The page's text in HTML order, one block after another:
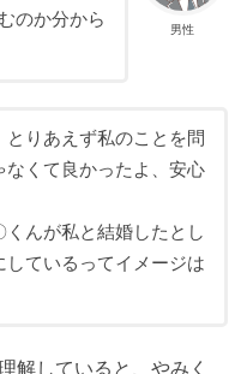
男性
のか分から
とりあえず私のことを問
なくて良かったよ、安心
んが私と結婚したとし
ているってイメージは
解していると、やみく